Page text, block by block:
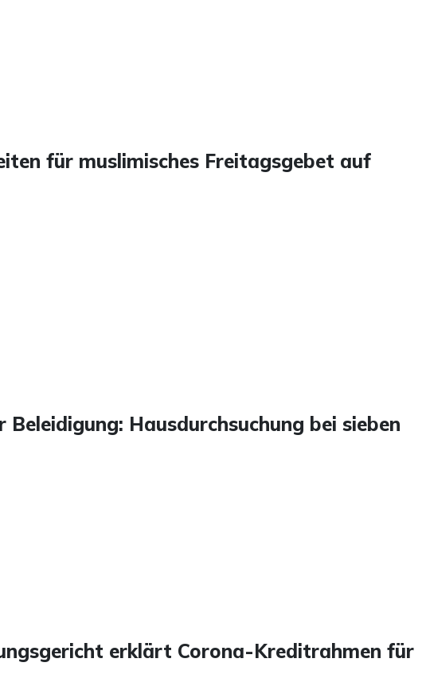
für muslimisches Freitagsgebet auf
Hausdurchsuchung bei sieben
erklärt Corona-Kreditrahmen für